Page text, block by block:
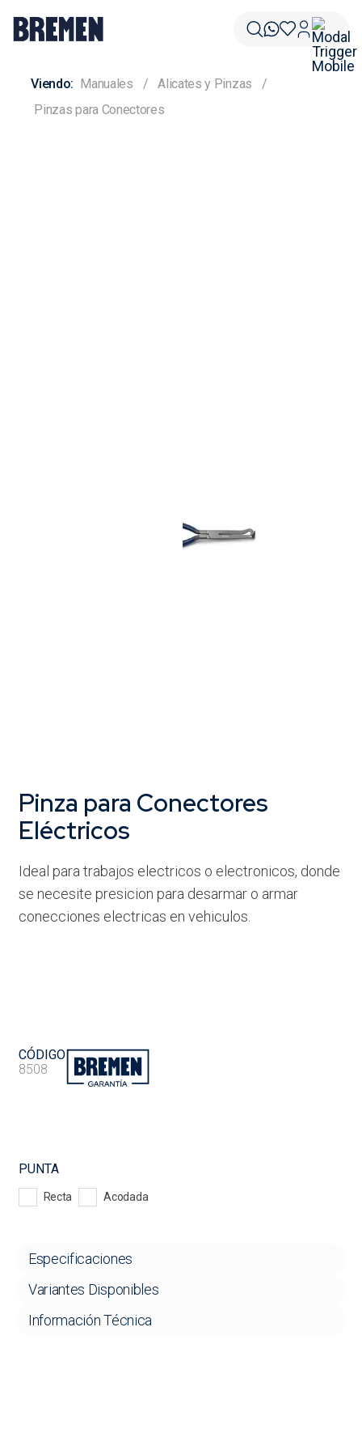
Manuales
Alicates y Pinzas
Pinzas para Conectores
Pinza para Conectores
Eléctricos
Ideal para trabajos electricos o electronicos, donde
se necesite presicion para desarmar o armar
conecciones electricas en vehiculos.
CÓDIGO
8508
PUNTA
Recta Acodada
Especificaciones
Variantes Disponibles
Información Técnica